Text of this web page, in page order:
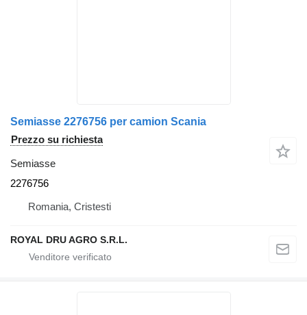
Semiasse 2276756 per camion Scania
Prezzo su richiesta
Semiasse
2276756
Romania, Cristesti
ROYAL DRU AGRO S.R.L.